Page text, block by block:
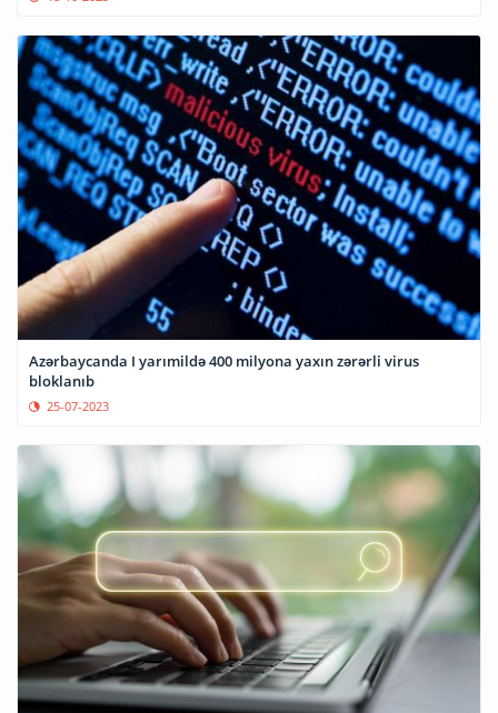
Azərbaycanda I yarımildə 400 milyona yaxın zərərli virus
bloklanıb
25-07-2023